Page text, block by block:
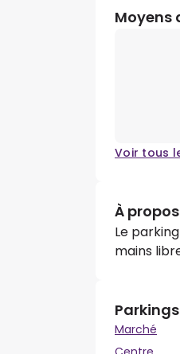
Moyens
Voir tous
À
Le
mains
Marché